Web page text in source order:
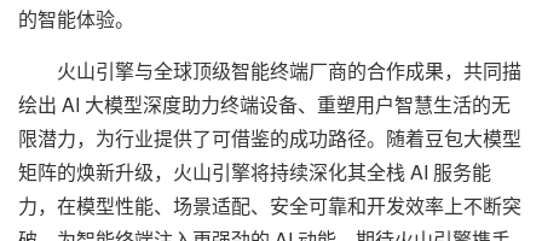
的智能体验。
火山引擎与全球顶级智能终端厂商的合作成果，共同描
绘出 AI 大模型深度助力终端设备、重塑用户智慧生活的无
限潜力，为行业提供了可借鉴的成功路径。随着豆包大模型
矩阵的焕新升级，火山引擎将持续深化其全栈 AI 服务能
力，在模型性能、场景适配、安全可靠和开发效率上不断突